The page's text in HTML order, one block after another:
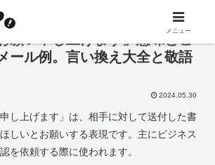
願い申し上げます」意味とビ
ール例。言い換え大全と敬語
2024.05.30
申し上げます」は、相手に対して送付した書
しいとお願いする表現です。主にビジネス
を依頼する際に使われます。
メニュー